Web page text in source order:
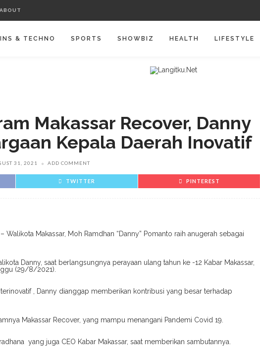
ABOUT
& TECHNO SPORTS SHOWBIZ HEALTH LIFESTYLE
Makassar Recover, Danny
Kepala Daerah Inovatif
31, 2021 ADD COMMENT
TWITTER PINTEREST
– Walikota Makassar, Moh Ramdhan “Danny” Pomanto raih anugerah sebagai
Danny, saat berlangsungnya perayaan ulang tahun ke -12 Kabar Makassar,
(29/8/2021).
, Danny dianggap memberikan kontribusi yang besar terhadap
Makassar Recover, yang mampu menangani Pandemi Covid 19.
yang juga CEO Kabar Makassar, saat memberikan sambutannya.